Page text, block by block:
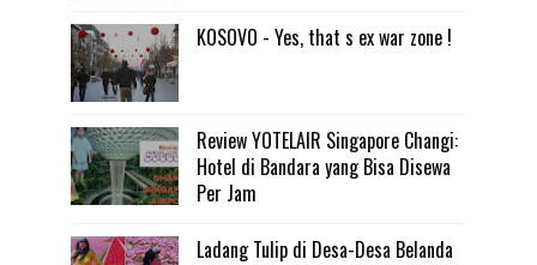
KOSOVO - Yes, that s ex war zone !
Review YOTELAIR Singapore Changi:
Hotel di Bandara yang Bisa Disewa
Per Jam
Ladang Tulip di Desa-Desa Belanda